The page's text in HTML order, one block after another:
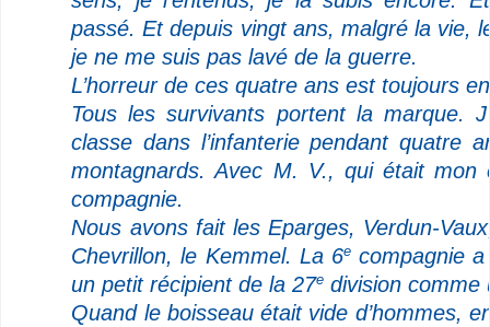
passé. Et depuis vingt ans, malgré la vie,
je ne me suis pas lavé de la guerre.
L’horreur de ces quatre ans est toujours
Tous les survivants portent la marque.
classe dans l’infanterie pendant quatre
montagnards. Avec M. V., qui était
compagnie.
Nous avons fait les Eparges, Verdun-
Chevrillon, le Kemmel. La 6ecompagnie a
un petit récipient de la 27e division comme
Quand le boisseau était vide d’hommes,